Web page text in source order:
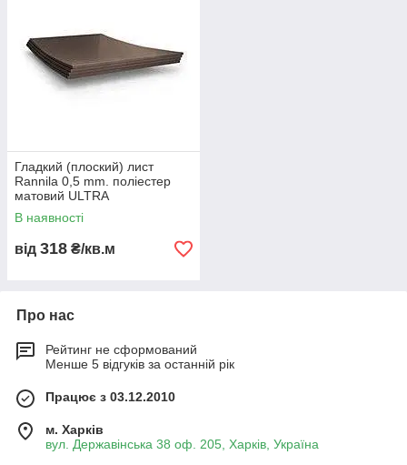
Гладкий (плоский) лист
Rannila 0,5 mm. поліестер
матовий ULTRA
В наявності
від 318 ₴/кв.м
Про нас
Рейтинг не сформований
Менше 5 відгуків за останній рік
Працює з 03.12.2010
м. Харків
вул. Державінська 38 оф. 205, Харків, Україна